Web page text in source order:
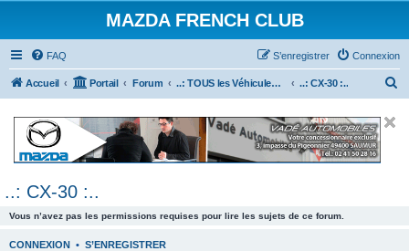
MAZDA FRENCH CLUB
FAQ Connexion
S’enregistrer
Accueil Portail Forum ..: TOUS les Véhicules MAZDA :.. ..: CX-30 :..
..: CX-30 :..
Vous n’avez pas les permissions requises pour lire les sujets de ce forum.
CONNEXION • S’ENREGISTRER